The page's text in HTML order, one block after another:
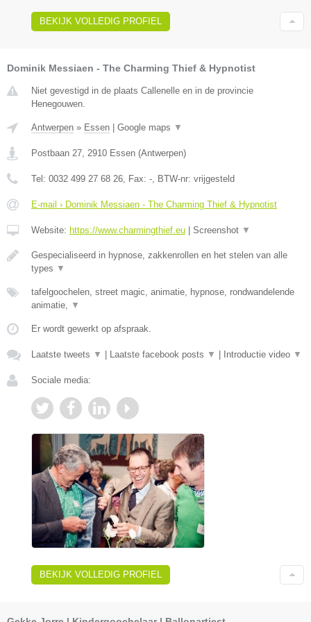
BEKIJK VOLLEDIG PROFIEL
Dominik Messiaen - The Charming Thief & Hypnotist
Niet gevestigd in de plaats Callenelle en in de provincie
Henegouwen.
Antwerpen » Essen Google maps ▼
Postbaan 27 2910 Essen (Antwerpen)
Tel: 0032 499 27 68 26 , Fax: - , BTW-nr: vrijgesteld
E-mail › Dominik Messiaen - The Charming Thief & Hypnotist
Website: https://www.charmingthief.eu Screenshot ▼
Gespecialiseerd in hypnose, zakkenrollen en het stelen van alle
types ▼
tafelgoochelen, street magic, animatie, hypnose, rondwandelende
animatie,
▼
Er wordt gewerkt op afspraak.
Laatste tweets ▼ Laatste facebook posts ▼ Introductie video ▼
Sociale media:
BEKIJK VOLLEDIG PROFIEL